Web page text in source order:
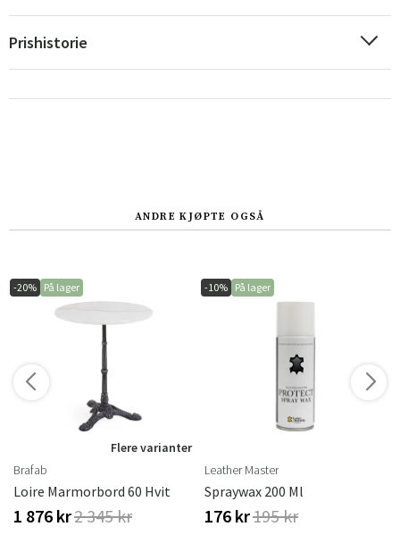
Prishistorie
ANDRE KJØPTE OGSÅ
-20% På lager
Flere varianter
Brafab
Loire Marmorbord 60 Hvit
1 876 kr2 345 kr
-10% På lager
Leather Master
Spraywax 200 Ml
176 kr195 kr